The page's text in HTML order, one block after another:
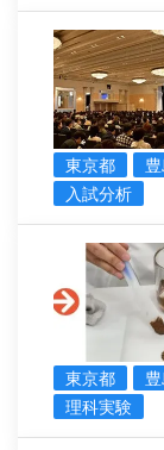
東京都
入試分析
東京都
理科実験